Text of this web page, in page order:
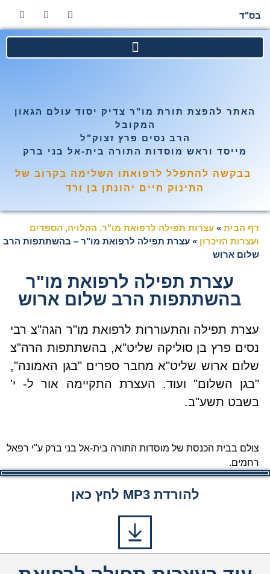
בס"ד
האתר להפצת תורת מו"ר צדיק יסוד עולם הגאון
המקובל
הרב נסים פרץ זצוק"ל
מייסד וראש מוסדות התורה בית-אל בני ברק
בבקשה להתפלל לרפואתו השלימה בקרוב של
התינוק חיים יהונתן בן ורד
דף הבית» עצרות תפילה לרפואת מו"ר, ההלויה, הספדים
ועצרות הזיכרון » עצרת תפילה לרפואת מו"ר – בהשתתפות הרב
שלום ארוש
עצרת תפילה לרפואת מו"ר
בהשתתפות הרב שלום ארוש
עצרת תפילה והתעוררות לרפואת מו"ר הגה"צ רבי
נסים פרץ בן סוליקה שליט"א, בהשתתפות הרה"צ
שלום ארוש שליט"א מחבר ספרים "בגן האמונה",
"בגן השלום" ועוד. העצרת התקיימה אור ל- י'
בשבט תשע"ב.
צולם בבית הכנסת של מוסדות התורה בית-אל בני ברק ע"י רפאל
רחמים.
להורדת MP3 לחץ כאן